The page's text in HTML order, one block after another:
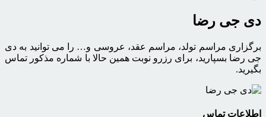
دی جی رضا
برگزاری مراسم تولد، مراسم عقد، عروسی و… را می توانید به دی
جی رضا بسپارید، برای رزرو نوبت همین حالا با شماره مذکور تماس
بگیرید.
اطلاعات تماس